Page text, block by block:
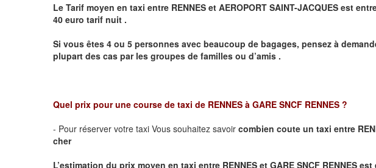
Le Tarif moyen en taxi entre RENNES et AEROPORT SAINT-JACQUES est
40 euro tarif nuit .
Si vous êtes 4 ou 5 personnes avec beaucoup de bagages, pensez à
plupart des cas par les groupes de familles ou d’amis .
Quel prix pour une course de taxi de RENNES à GARE SNCF RENNES ?
- Pour réserver votre taxi Vous souhaitez savoir combien coute un taxi entre
cher
L’estimation du prix moyen en taxi entre RENNES et GARE SNCF RENNES est